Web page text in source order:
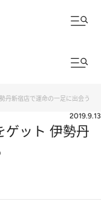
丹新宿店で運命の一足に出会う
2019.9.13
ゲット 伊勢丹